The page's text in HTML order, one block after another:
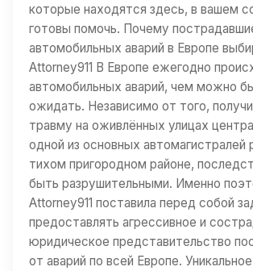
которые находятся здесь, в вашем
готовы помочь. Почему
автомобильных аварий в Европе
Attorney911 В Европе ежегодно
автомобильных аварий, чем можно
ожидать. Независимо от того,
травму на оживлённых улицах
одной из основных автомагистралей
тихом пригородном районе,
быть разрушительными. Именно
Attorney911 поставила перед собой
предоставлять агрессивное и
юридическое представительство
от аварий по всей Европе. Уникальное